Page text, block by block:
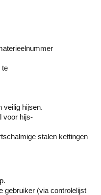
te
veilig hijsen.
voor hijs-
stalen kettingen
gebruiker (via controlelijst